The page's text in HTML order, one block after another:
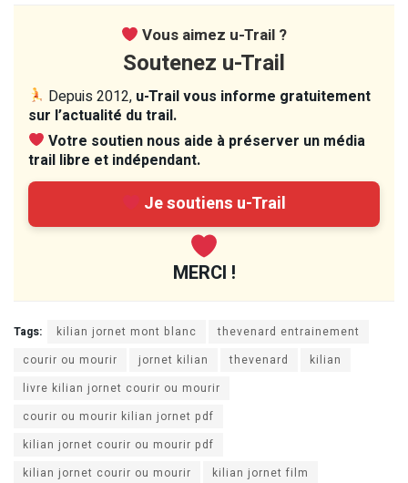
Vous aimez u-Trail ?
Soutenez u-Trail
Depuis 2012, u-Trail vous informe gratuitement
sur l’actualité du trail.
Votre soutien nous aide à préserver un média
trail libre et indépendant.
Je soutiens u-Trail
MERCI !
Tags: kilian jornet mont blanc
thevenard entrainement
courir ou mourir
jornet kilian thevenard
kilian
livre kilian jornet courir ou mourir
courir ou mourir kilian jornet pdf
kilian jornet courir ou mourir pdf
kilian jornet courir ou mourir
kilian jornet film